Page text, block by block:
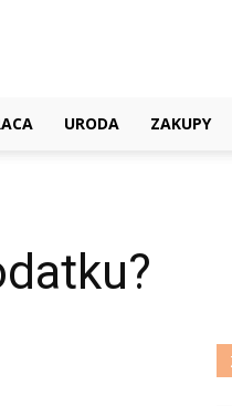
URODA ZAKUPY